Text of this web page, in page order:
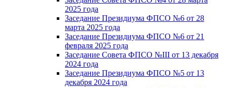
2025 года
Заседание Президиума ФПСО №6 от 28
марта 2025 года
Заседание Президиума ФПСО №6 от 21
февраля 2025 года
Заседание Совета ФПСО №III от 13 декабря
2024 года
Заседание Президиума ФПСО №5 от 13
декабря 2024 года